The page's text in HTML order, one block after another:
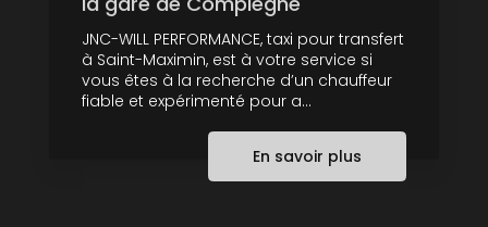
JNC-WILL PERFORMANCE, taxi pour transfert
à Saint-Maximin, est à votre service si
vous êtes à la recherche d’un chauffeur
fiable et expérimenté pour a...
En savoir plus